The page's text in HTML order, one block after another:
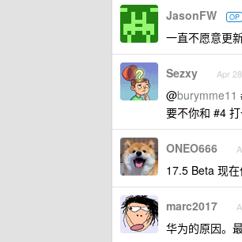
JasonFW OP
一直不愿意更
Sezxy Apr
@burymme11
要不你和 #4 打
ONEO666
17.5 Beta 现
marc2017
华为的原因。